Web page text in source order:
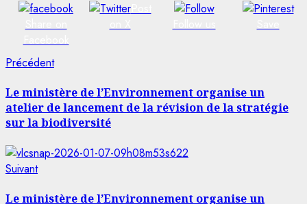
Post
Navigation
d’article
PrécédentArticle
Le ministère de l’Environnement organise un
atelier de lancement de la révision de la stratégie
sur la biodiversité
SuivantArticle
Le ministère de l’Environnement organise un